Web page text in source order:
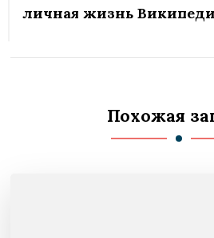
личная жизнь
Похожая